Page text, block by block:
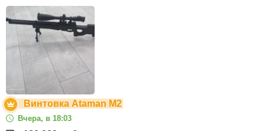
Винтовка Ataman M2
Вчера, в 18:03